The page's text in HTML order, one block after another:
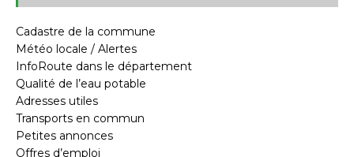
Cadastre de la commune
Météo locale / Alertes
InfoRoute dans le département
Qualité de l’eau potable
Adresses utiles
Transports en commun
Petites annonces
Offres d’emploi